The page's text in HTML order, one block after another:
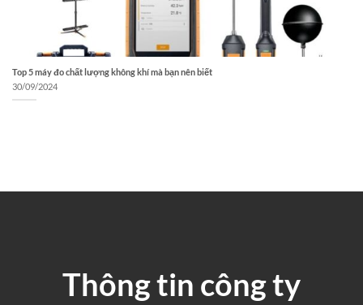
Top 5 máy đo chất lượng không khí mà bạn nên biết
30/09/2024
Thông tin công ty